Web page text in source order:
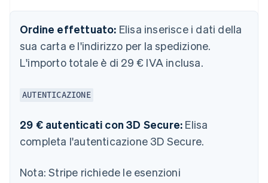
Ordine effettuato: Elisa inserisce i dati della
sua carta e l'indirizzo per la spedizione.
L'importo totale è di 29 € IVA inclusa.
AUTENTICAZIONE
29 € autenticati con 3D Secure: Elisa
completa l'autenticazione 3D Secure.
Nota: Stripe richiede le esenzioni